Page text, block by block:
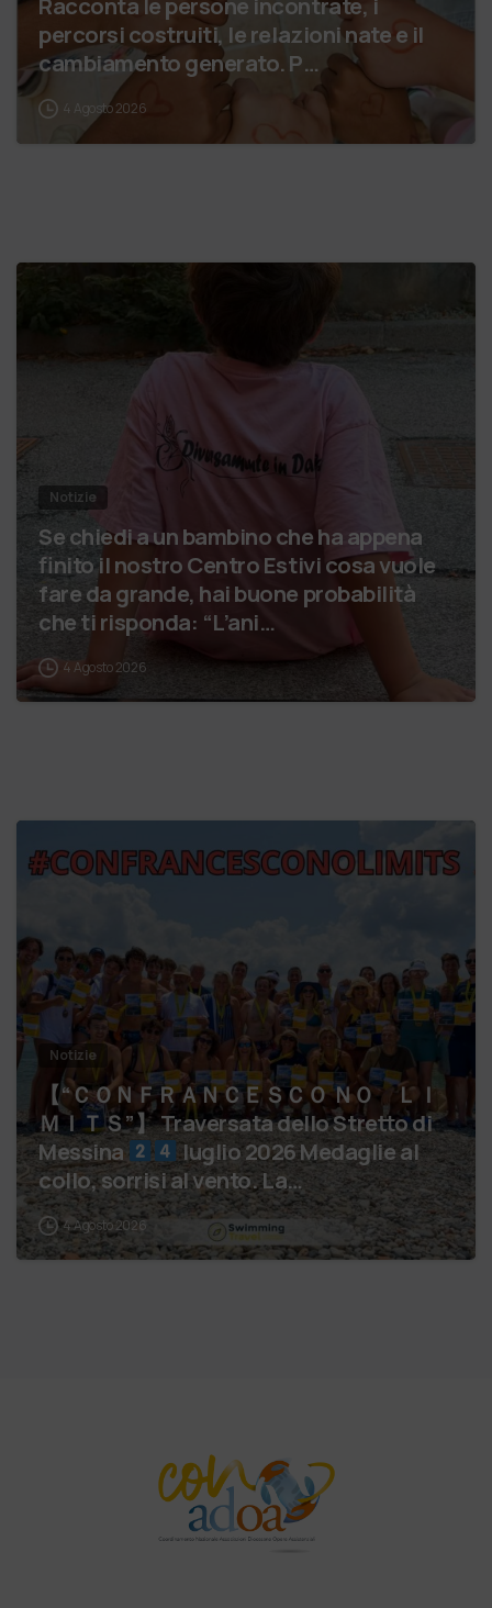
percorsi costruiti, le relazioni nate e il
cambiamento generato. P…
4 Agosto 2026
Notizie
Se chiedi a un bambino che ha appena
finito il nostro Centro Estivi cosa vuole
fare da grande, hai buone probabilità
che ti risponda: “L’ani…
4 Agosto 2026
Notizie
【 “ＣＯＮＦＲＡＮＣＥＳＣＯ ＮＯ ＬＩ
ＭＩＴＳ”】 Traversata dello Stretto di
Messina
luglio 2026 Medaglie al
collo, sorrisi al vento. La…
4 Agosto 2026